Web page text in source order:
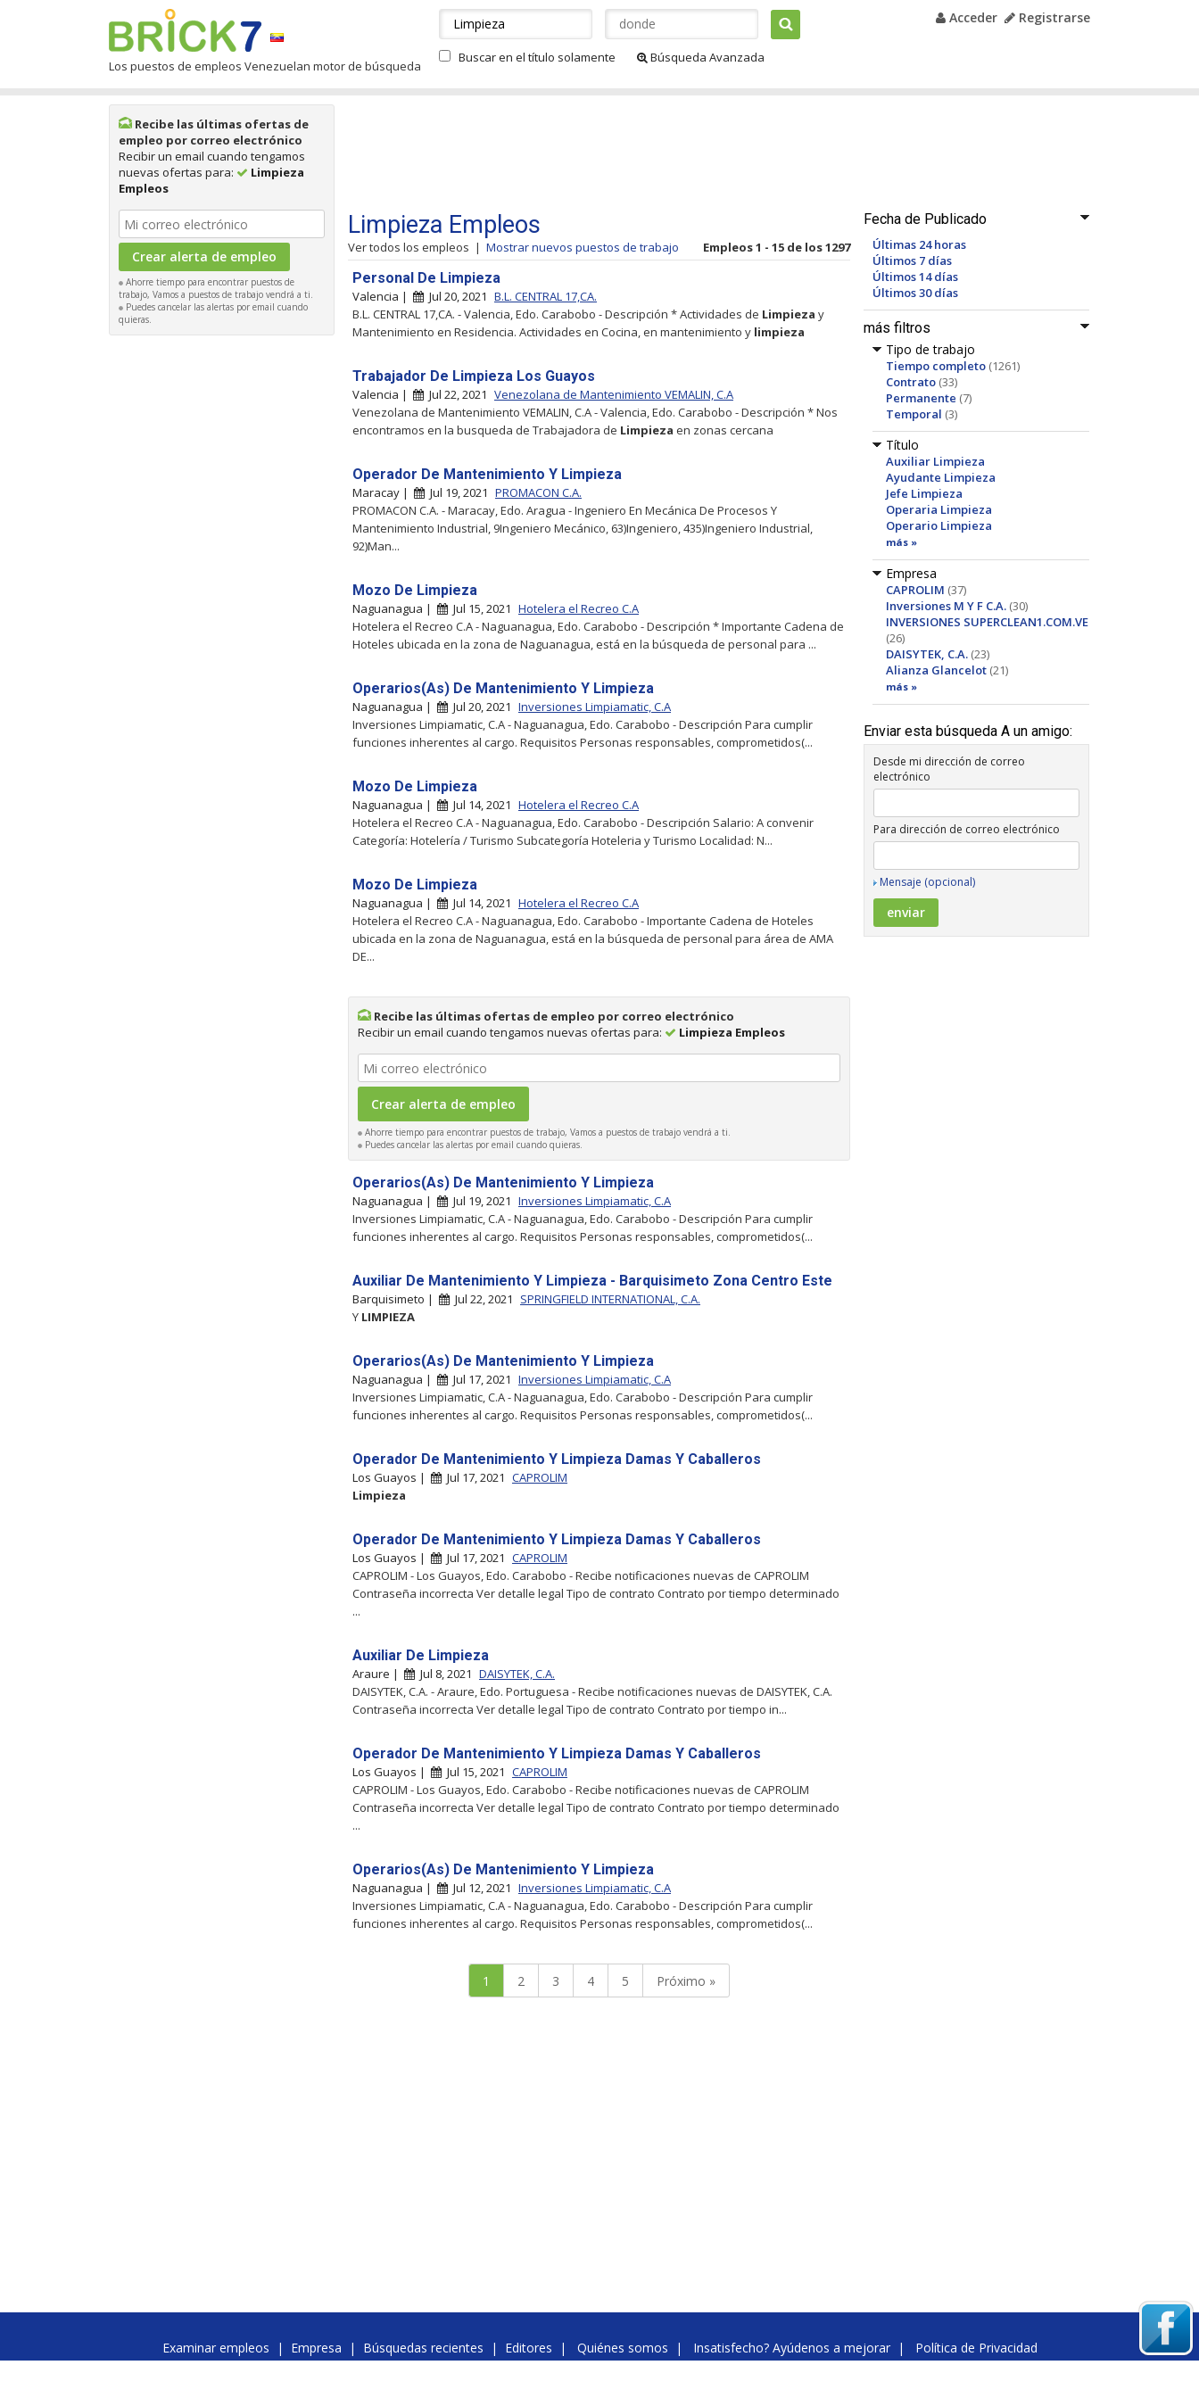
Los puestos de empleos Venezuelan motor de búsqueda
Acceder Registrarse
Buscar en el título solamente Búsqueda Avanzada
Recibe las últimas ofertas de
empleo por correo electrónico
Recibir un email cuando tengamos
nuevas ofertas para:
Limpieza
Empleos
Ahorre tiempo para encontrar puestos de
trabajo, Vamos a puestos de trabajo vendrá a ti.
Puedes cancelar las alertas por email cuando
quieras.
Fecha de Publicado
Últimas 24 horas
Últimos 7 días
Últimos 14 días
Últimos 30 días
más filtros
Tipo de trabajo
Tiempo completo (1261)
Contrato (33)
Permanente (7)
Temporal (3)
Título
Auxiliar Limpieza
Ayudante Limpieza
Jefe Limpieza
Operaria Limpieza
Operario Limpieza
más »
Empresa
CAPROLIM (37)
Inversiones M Y F C.A. (30)
INVERSIONES SUPERCLEAN1.COM.VE
(26)
DAISYTEK, C.A. (23)
Alianza Glancelot (21)
más »
Enviar esta búsqueda A un amigo:
Desde mi dirección de correo
electrónico
Para dirección de correo electrónico
Mensaje (opcional)
Limpieza Empleos
Ver todos los empleos | Mostrar nuevos puestos de trabajo Empleos 1 - 15 de los 1297
Personal De Limpieza
Valencia | Jul 20, 2021 B.L. CENTRAL 17,CA.
B.L. CENTRAL 17,CA. - Valencia, Edo. Carabobo - Descripción * Actividades de Limpieza y
Mantenimiento en Residencia. Actividades en Cocina, en mantenimiento y limpieza
Trabajador De Limpieza Los Guayos
Valencia | Jul 22, 2021 Venezolana de Mantenimiento VEMALIN, C.A
Venezolana de Mantenimiento VEMALIN, C.A - Valencia, Edo. Carabobo - Descripción * Nos
encontramos en la busqueda de Trabajadora de Limpieza en zonas cercana
Operador De Mantenimiento Y Limpieza
Maracay | Jul 19, 2021 PROMACON C.A.
PROMACON C.A. - Maracay, Edo. Aragua - Ingeniero En Mecánica De Procesos Y
Mantenimiento Industrial, 9Ingeniero Mecánico, 63)Ingeniero, 435)Ingeniero Industrial,
92)Man...
Mozo De Limpieza
Naguanagua | Jul 15, 2021 Hotelera el Recreo C.A
Hotelera el Recreo C.A - Naguanagua, Edo. Carabobo - Descripción * Importante Cadena de
Hoteles ubicada en la zona de Naguanagua, está en la búsqueda de personal para ...
Operarios(As) De Mantenimiento Y Limpieza
Naguanagua | Jul 20, 2021 Inversiones Limpiamatic, C.A
Inversiones Limpiamatic, C.A - Naguanagua, Edo. Carabobo - Descripción Para cumplir
funciones inherentes al cargo. Requisitos Personas responsables, comprometidos(...
Mozo De Limpieza
Naguanagua | Jul 14, 2021 Hotelera el Recreo C.A
Hotelera el Recreo C.A - Naguanagua, Edo. Carabobo - Descripción Salario: A convenir
Categoría: Hotelería / Turismo Subcategoría Hoteleria y Turismo Localidad: N...
Mozo De Limpieza
Naguanagua | Jul 14, 2021 Hotelera el Recreo C.A
Hotelera el Recreo C.A - Naguanagua, Edo. Carabobo - Importante Cadena de Hoteles
ubicada en la zona de Naguanagua, está en la búsqueda de personal para área de AMA
DE...
Recibe las últimas ofertas de empleo por correo electrónico
Recibir un email cuando tengamos nuevas ofertas para:
Limpieza Empleos
Ahorre tiempo para encontrar puestos de trabajo, Vamos a puestos de trabajo vendrá a ti.
Puedes cancelar las alertas por email cuando quieras.
Operarios(As) De Mantenimiento Y Limpieza
Naguanagua | Jul 19, 2021 Inversiones Limpiamatic, C.A
Inversiones Limpiamatic, C.A - Naguanagua, Edo. Carabobo - Descripción Para cumplir
funciones inherentes al cargo. Requisitos Personas responsables, comprometidos(...
Auxiliar De Mantenimiento Y Limpieza - Barquisimeto Zona Centro Este
Barquisimeto | Jul 22, 2021
SPRINGFIELD INTERNATIONAL, C.A.
Y LIMPIEZA
Operarios(As) De Mantenimiento Y Limpieza
Naguanagua | Jul 17, 2021 Inversiones Limpiamatic, C.A
Inversiones Limpiamatic, C.A - Naguanagua, Edo. Carabobo - Descripción Para cumplir
funciones inherentes al cargo. Requisitos Personas responsables, comprometidos(...
Operador De Mantenimiento Y Limpieza Damas Y Caballeros
Los Guayos | Jul 17, 2021 CAPROLIM
Limpieza
Operador De Mantenimiento Y Limpieza Damas Y Caballeros
Los Guayos | Jul 17, 2021 CAPROLIM
CAPROLIM - Los Guayos, Edo. Carabobo - Recibe notificaciones nuevas de CAPROLIM
Contraseña incorrecta Ver detalle legal Tipo de contrato Contrato por tiempo determinado
...
Auxiliar De Limpieza
Araure | Jul 8, 2021 DAISYTEK, C.A.
DAISYTEK, C.A. - Araure, Edo. Portuguesa - Recibe notificaciones nuevas de DAISYTEK, C.A.
Contraseña incorrecta Ver detalle legal Tipo de contrato Contrato por tiempo in...
Operador De Mantenimiento Y Limpieza Damas Y Caballeros
Los Guayos | Jul 15, 2021 CAPROLIM
CAPROLIM - Los Guayos, Edo. Carabobo - Recibe notificaciones nuevas de CAPROLIM
Contraseña incorrecta Ver detalle legal Tipo de contrato Contrato por tiempo determinado
...
Operarios(As) De Mantenimiento Y Limpieza
Naguanagua | Jul 12, 2021 Inversiones Limpiamatic, C.A
Inversiones Limpiamatic, C.A - Naguanagua, Edo. Carabobo - Descripción Para cumplir
funciones inherentes al cargo. Requisitos Personas responsables, comprometidos(...
1 2 3 4 5 Próximo »
Examinar empleos | Empresa | Búsquedas recientes | Editores | Quiénes somos | Insatisfecho? Ayúdenos a mejorar| Política de Privacidad